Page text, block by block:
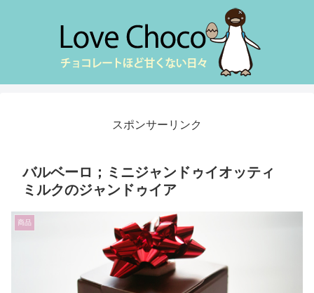
スポンサーリンク
バルベーロ；ミニジャンドゥイオッティ
ミルクのジャンドゥイア
商品